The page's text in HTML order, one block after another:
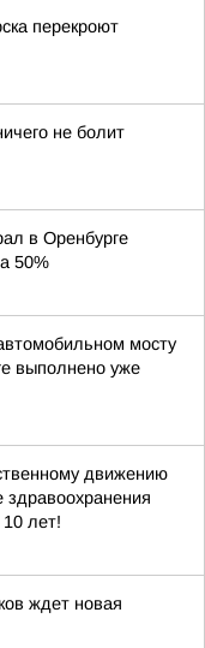
перекроют
не болит
в Оренбурге
50%
мосту
выполнено уже
движению
лет!
ждет новая